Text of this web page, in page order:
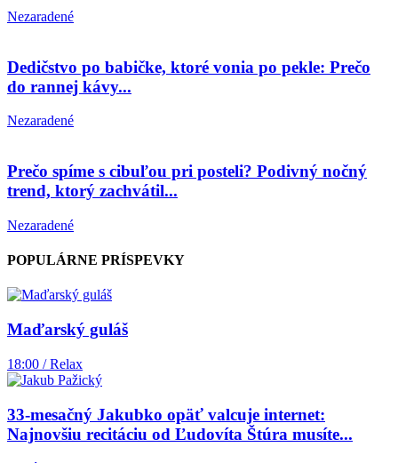
Nezaradené
Dedičstvo po babičke, ktoré vonia po pekle: Prečo
do rannej kávy...
Nezaradené
Prečo spíme s cibuľou pri posteli? Podivný nočný
trend, ktorý zachvátil...
Nezaradené
POPULÁRNE PRÍSPEVKY
Maďarský guláš
18:00 / Relax
33-mesačný Jakubko opäť valcuje internet:
Najnovšiu recitáciu od Ľudovíta Štúra musíte...